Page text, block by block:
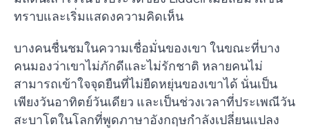
ทราบและเริ่มแสดงความคิดเห็น
บางคนชื่นชมในความเชื่อมั่นของเขา ในขณะที่บาง
คนมองว่าเขาไม่ภักดีและไม่รักชาติ หลายคนไม่
สามารถเข้าใจจุดยืนที่ไม่ยืดหยุ่นของเขาได้ นั่นเป็น
เพียงวันอาทิตย์วันเดียว และเป็นช่วงเวลาที่ประเพณีวัน
สะบาโตในโลกที่พูดภาษาอังกฤษกำลังเปลี่ยนแปลง